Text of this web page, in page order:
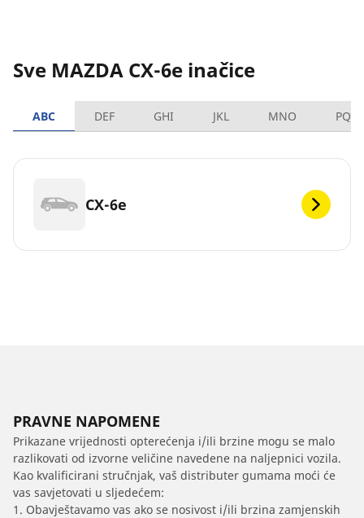
Sve MAZDA CX-6e inačice
ABC DEF GHI JKL MNO PQRS
CX-6e
PRAVNE NAPOMENE
Prikazane vrijednosti opterećenja i/ili brzine mogu se malo
razlikovati od izvorne veličine navedene na naljepnici vozila.
Kao kvalificirani stručnjak, vaš distributer gumama moći će
vas savjetovati u sljedećem:
1. Obavještavamo vas ako se nosivost i/ili brzina zamjenskih